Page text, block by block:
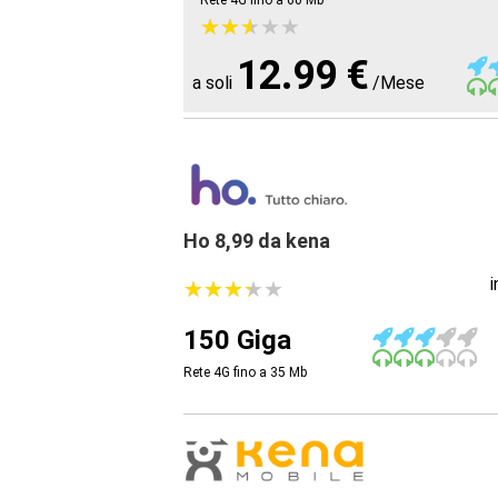
★★★★★
★★★★★
a soli 12.99 € /Mese
Ho 8,99 da kena
★★★★★
★★★★★
150 Giga
Rete 4G fino a 35 Mb